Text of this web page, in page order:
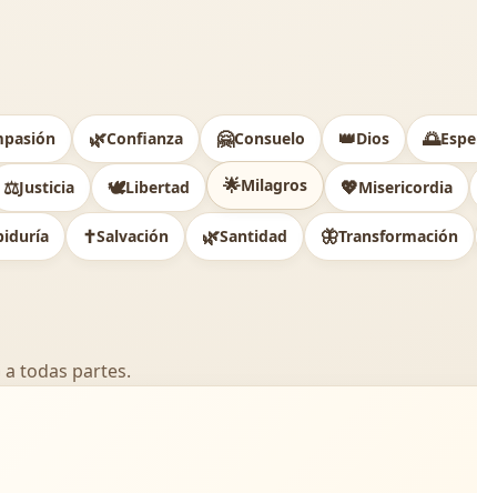
🌿Confianza 🤗Consuelo 👑Dios 🌅
⚖️Justicia 🕊Libertad 🌟Milagros 💖Misericordia
✝️Salvación 🌿Santidad 🦋Transformación
todas partes.